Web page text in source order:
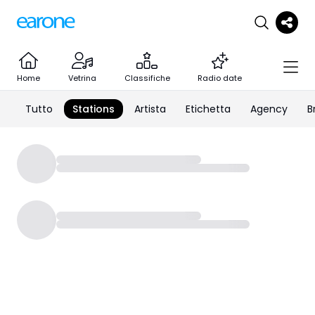
Home Vetrina Classifiche Radio date
Tutto Stations Artista Etichetta Agency